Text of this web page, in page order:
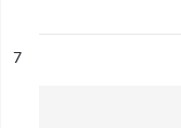
n°
7